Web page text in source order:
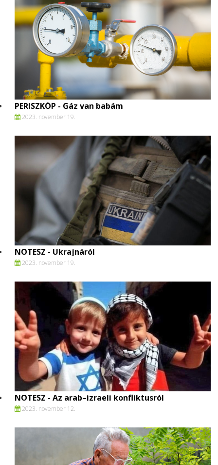
PERISZKÓP - Gáz van babám
2023. november 19.
NOTESZ - Ukrajnáról
2023. november 19.
NOTESZ - Az arab–izraeli konfliktusról
2023. november 12.